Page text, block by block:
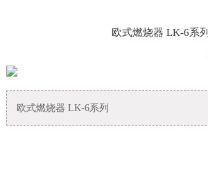
欧式燃烧器 LK-6系列
欧式燃烧器 LK-6系列